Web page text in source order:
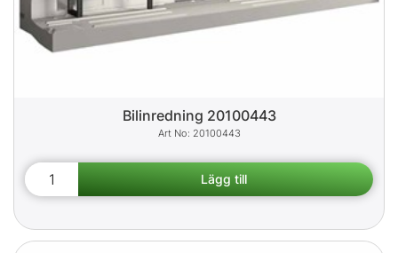
Bilinredning 20100443
20100443